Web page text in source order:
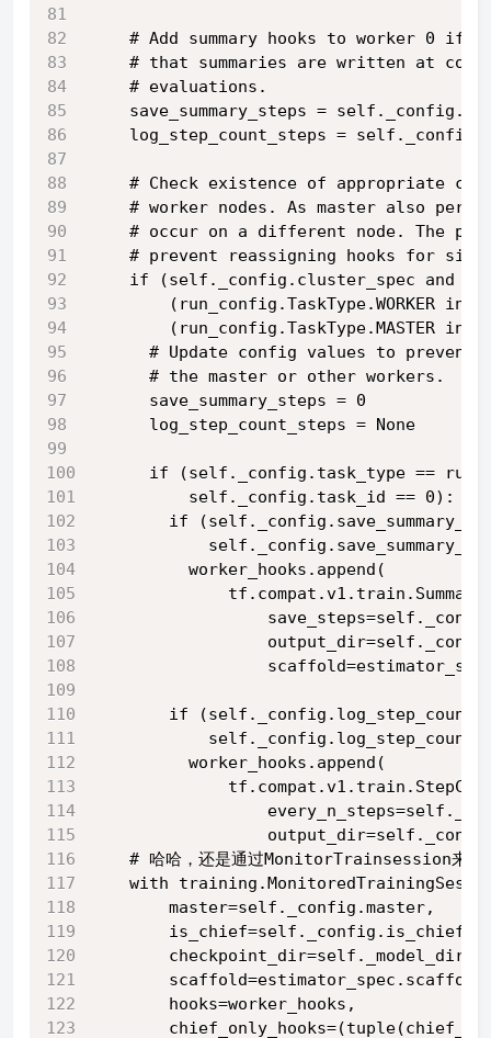
# Add summary hooks to worker 0 if
# that summaries are written at
    # evaluations.
save_summary_steps =
log_step_count_steps =
# Check existence of appropriate
# worker nodes. As master also
# occur on a different node. The
# prevent reassigning hooks for
if (self._config.cluster_spec and
(run_config.TaskType.WORKER in
(run_config.TaskType.MASTER in
# Update config values to prevent
      # the master or other workers.
      save_summary_steps = 0
      log_step_count_steps = None
if (self._config.task_type ==
          self._config.task_id == 0):
if
          worker_hooks.append(
if
          worker_hooks.append(
# 哈哈，还是通过MonitorTrainsession来控
with
        master=self._config.master,
        is_chief=self._config.is_chief,
        checkpoint_dir=self._model_dir,
        hooks=worker_hooks,